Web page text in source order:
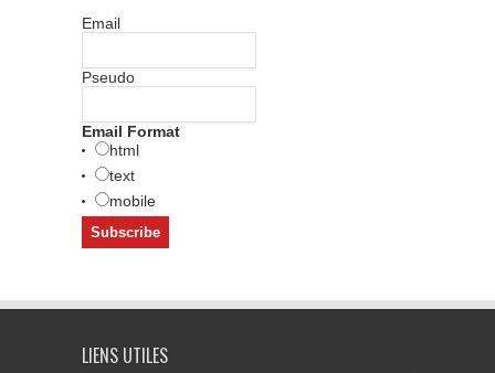
Email
Pseudo
Email Format
html
text
mobile
LIENS UTILES